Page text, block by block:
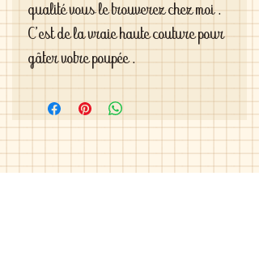
qualité vous le trouverez chez moi .
C'est de la vraie haute couture pour
gâter votre poupée .